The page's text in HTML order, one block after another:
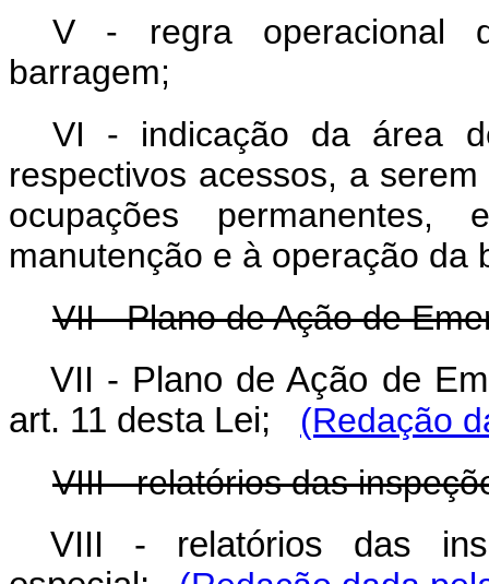
V - regra operacional
barragem;
VI - indicação da área
respectivos acessos, a
ocupações permanentes,
manutenção e à operação da
VII - Plano de Ação de
VII - Plano de Ação de
art. 11 desta Lei; (Redação
VIII - relatórios das
VIII - relatórios das